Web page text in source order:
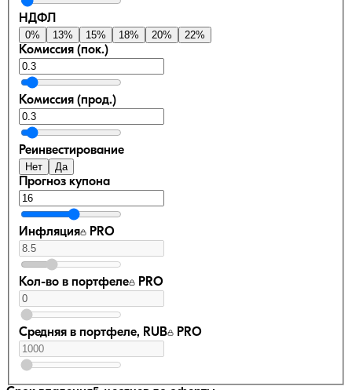
НДФЛ
0% 13% 15% 18% 20% 22%
Комиссия (пок.)
Комиссия (прод.)
Реинвестирование
Нет Да
Прогноз купона
Инфляция PRO
Кол-во в портфеле PRO
Средняя в портфеле, RUB PRO